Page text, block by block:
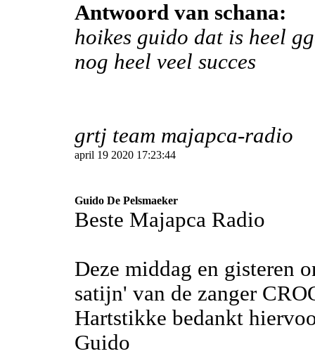
Antwoord van schana:
hoikes guido dat is heel
nog heel veel succes
grtj team majapca-radio
april 19 2020 17:23:44
Guido De Pelsmaeker
Beste Majapca Radio
Deze middag en gisteren
satijn' van de zanger
Hartstikke bedankt
Guido